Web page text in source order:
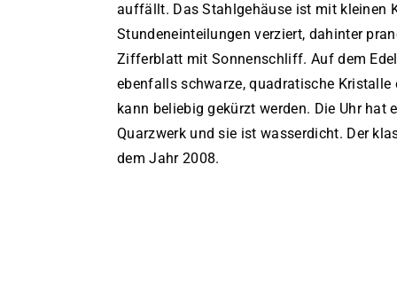
auffällt. Das Stahlgehäuse ist mit kleinen
Stundeneinteilungen verziert, dahinter
Zifferblatt mit Sonnenschliff. Auf dem
ebenfalls schwarze, quadratische Kristalle
kann beliebig gekürzt werden. Die Uhr hat
Quarzwerk und sie ist wasserdicht. Der
dem Jahr 2008.